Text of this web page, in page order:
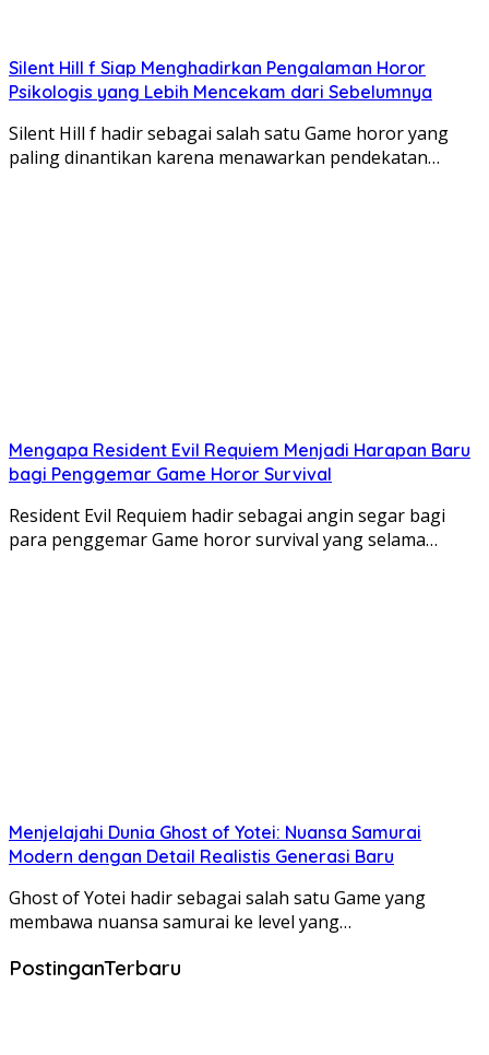
Silent Hill f Siap Menghadirkan Pengalaman Horor
Psikologis yang Lebih Mencekam dari Sebelumnya
Silent Hill f hadir sebagai salah satu Game horor yang
paling dinantikan karena menawarkan pendekatan…
Mengapa Resident Evil Requiem Menjadi Harapan Baru
bagi Penggemar Game Horor Survival
Resident Evil Requiem hadir sebagai angin segar bagi
para penggemar Game horor survival yang selama…
Menjelajahi Dunia Ghost of Yotei: Nuansa Samurai
Modern dengan Detail Realistis Generasi Baru
Ghost of Yotei hadir sebagai salah satu Game yang
membawa nuansa samurai ke level yang…
PostinganTerbaru